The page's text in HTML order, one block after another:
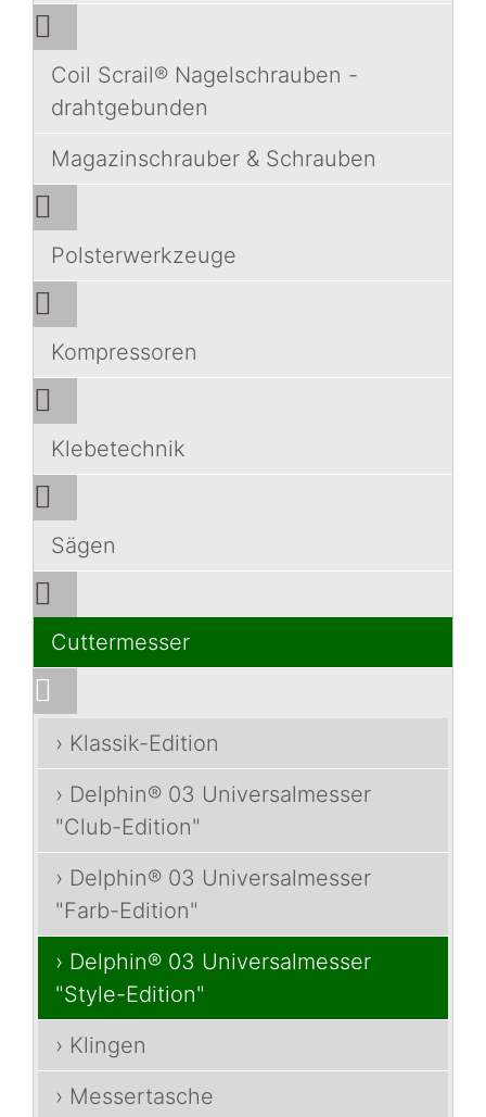
Coil Scrail® Nagelschrauben -
drahtgebunden
Magazinschrauber & Schrauben
Polsterwerkzeuge
Kompressoren
Klebetechnik
Sägen
Cuttermesser
› Klassik-Edition
› Delphin® 03 Universalmesser
"Club-Edition"
› Delphin® 03 Universalmesser
"Farb-Edition"
› Delphin® 03 Universalmesser
"Style-Edition"
› Klingen
› Messertasche